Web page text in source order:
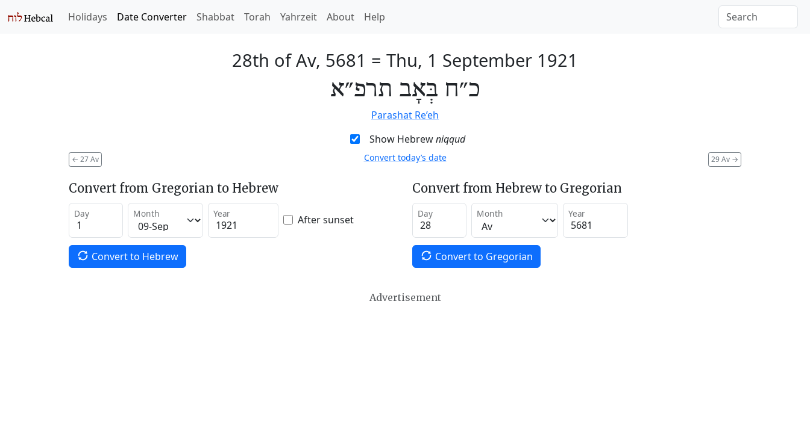
Holidays Date Converter Shabbat Torah Yahrzeit About Help
28th of Av, 5681 = Thu, 1 September 1921
כ״ח בְּאָב תרפ״א
Parashat Re’eh
Show Hebrewniqqud
← 27 Av 29 Av →
Convert today’s date
Convert from Gregorian to Hebrew
Day Month Year After sunset
Convert to Hebrew
Convert from Hebrew to Gregorian
Day Month Year
Convert to Gregorian
Advertisement